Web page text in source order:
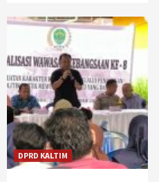
DPRD KALTIM